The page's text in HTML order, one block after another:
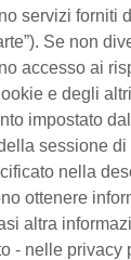
servizi forniti
Se non
accesso ai
e degli
impostato
sessione di
nella
ottenere
altra
- nelle